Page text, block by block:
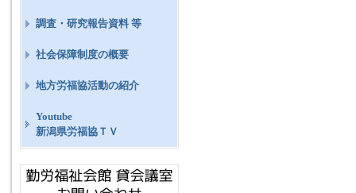
調査・研究報告資料 等
社会保障制度の概要
地方労福協活動の紹介
Youtube
新潟県労福協ＴＶ